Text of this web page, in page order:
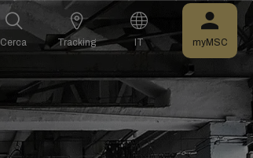
Cerca Tracking IT myMSC